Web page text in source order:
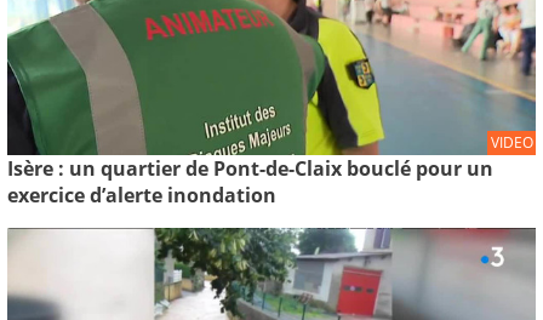
VIDEO
Isère : un quartier de Pont-de-Claix bouclé pour un
exercice d’alerte inondation